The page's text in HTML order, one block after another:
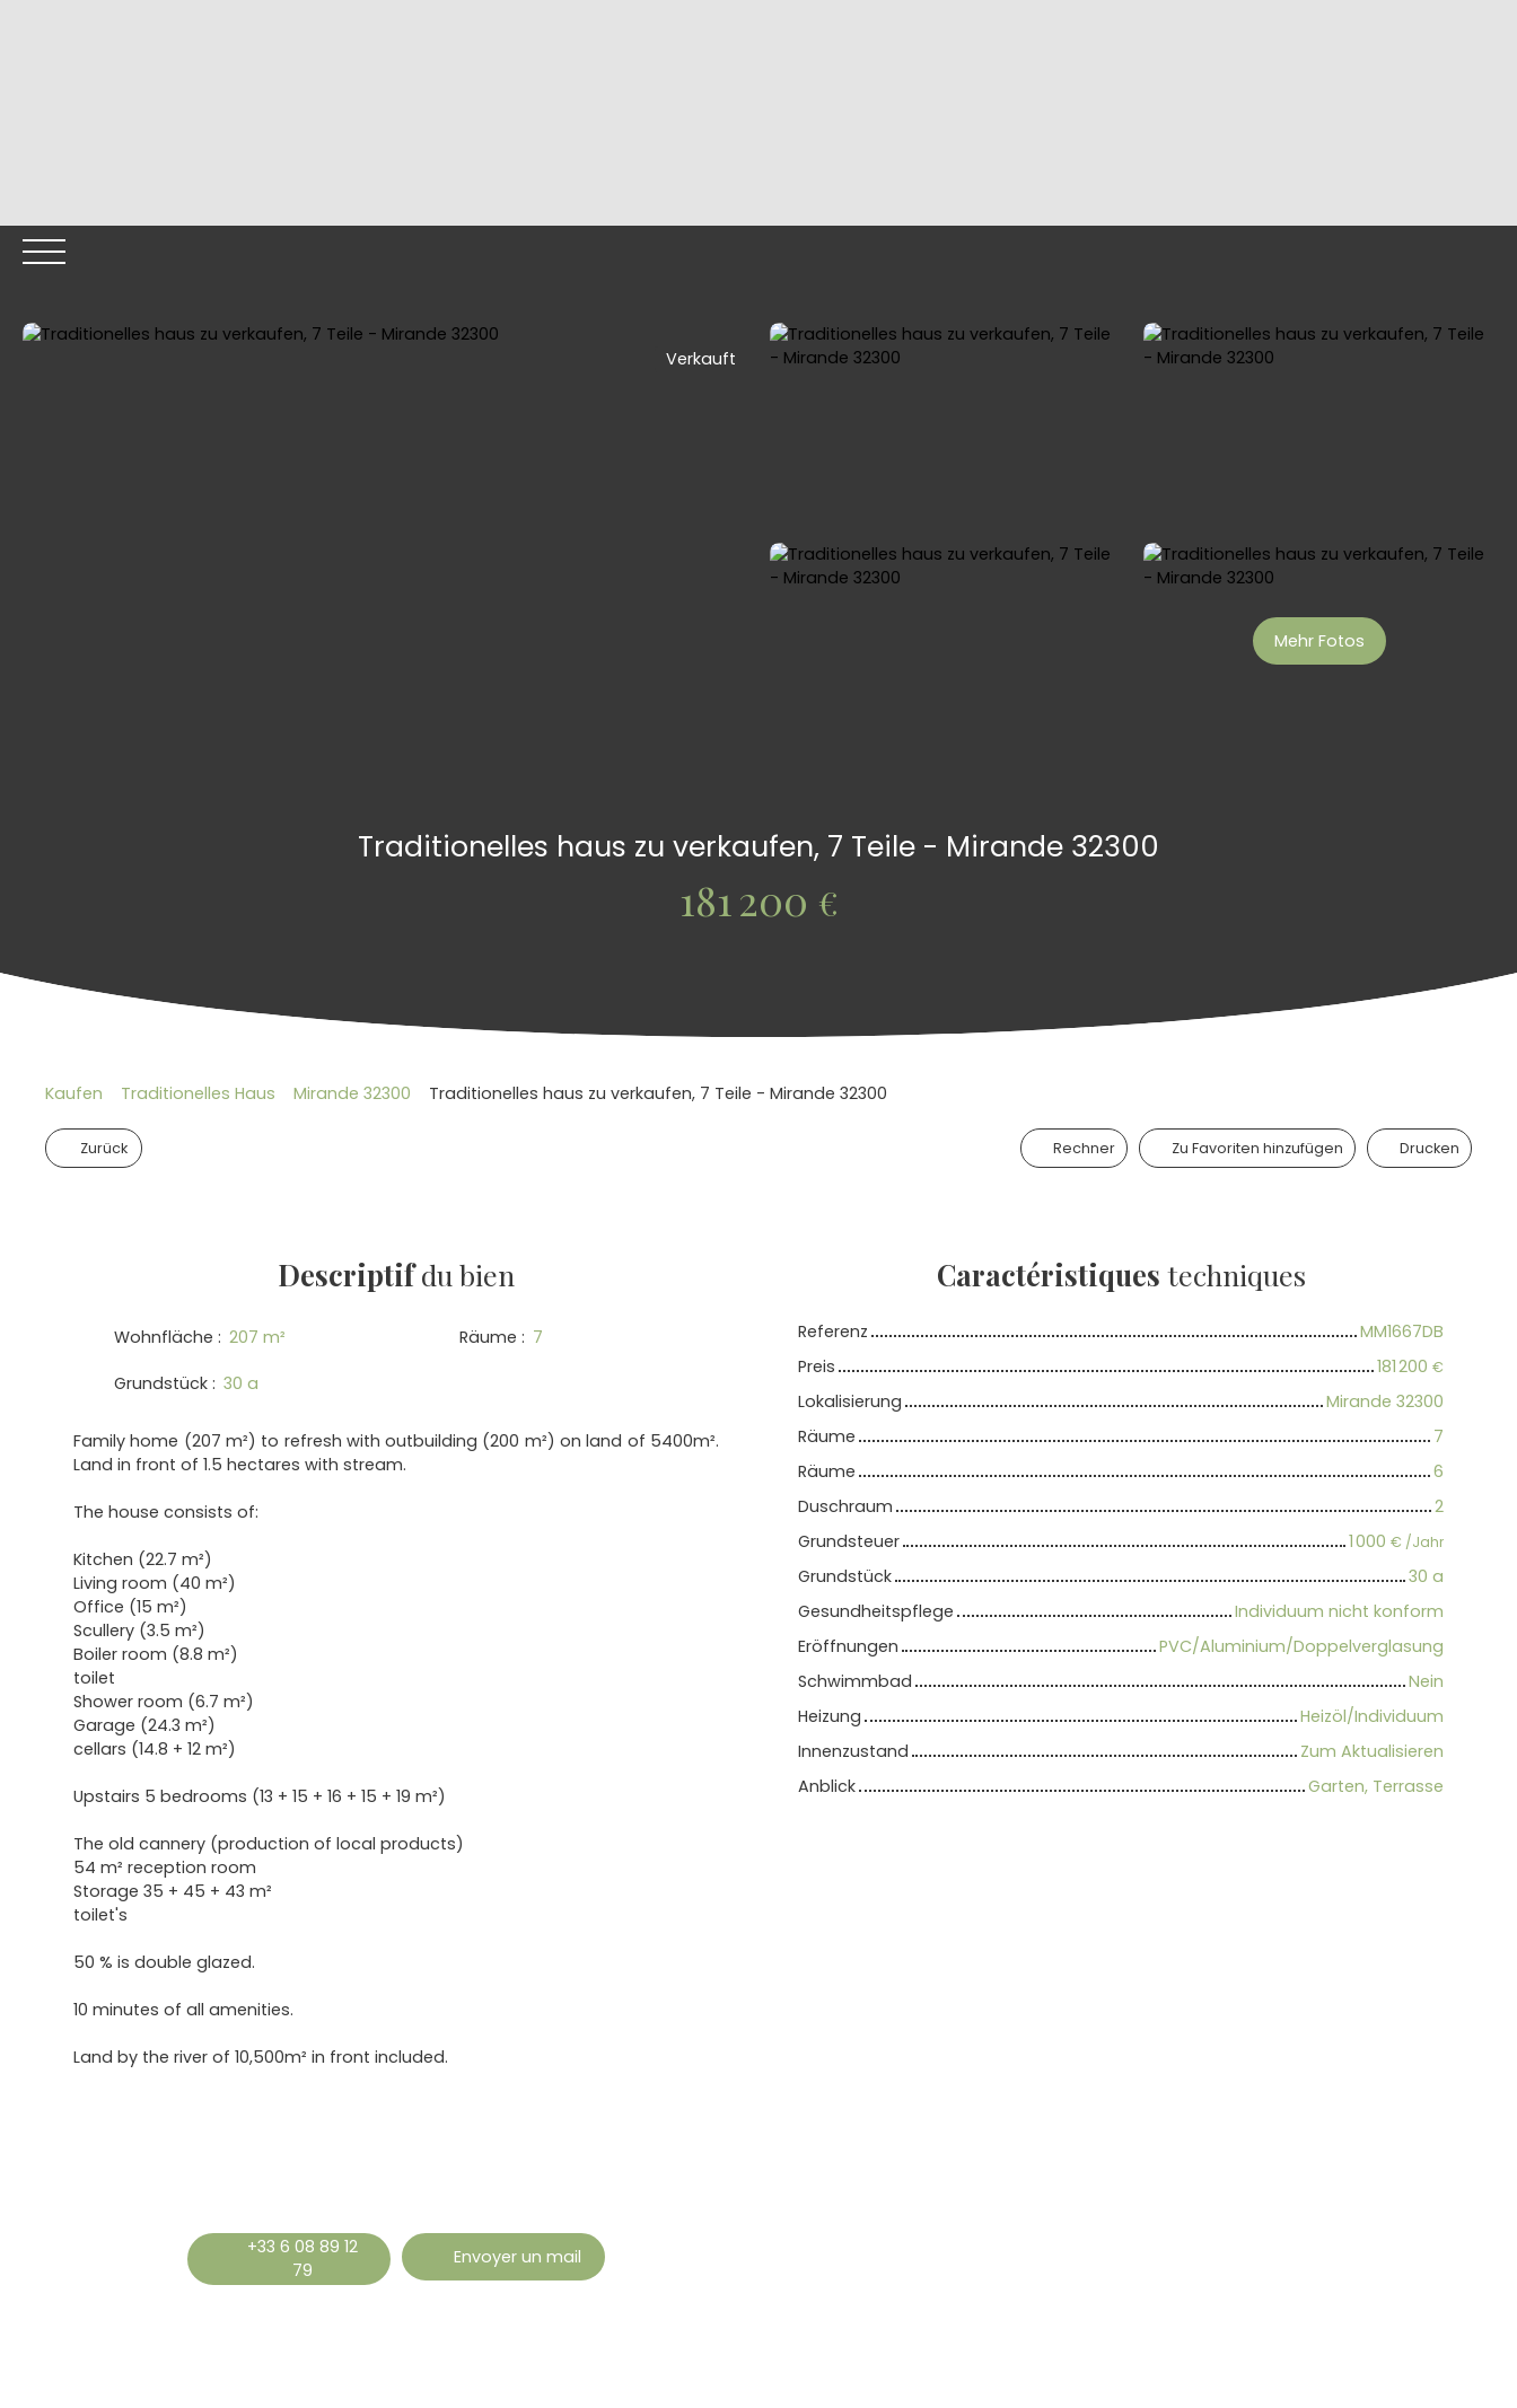
HOME OUR PROPERTIES SELLING YOUR PROPERTY 7 STEPS TO BUYING OUR REGIONS BLOG CONTACT
Verkauft
Mehr Fotos
Traditionelles haus zu verkaufen, 7 Teile - Mirande 32300
181 200 €
Kaufen Traditionelles Haus Mirande 32300 Traditionelles haus zu verkaufen, 7 Teile - Mirande 32300
Zurück Rechner Zu Favoriten hinzufügen Drucken
Descriptifdu bien
Wohnfläche : 207 m² Räume : 7
Grundstück : 30 a
Family home (207 m²) to refresh with outbuilding (200 m²) on land of 5400m².
Land in front of 1.5 hectares with stream.
The house consists of:
Kitchen (22.7 m²)
Living room (40 m²)
Office (15 m²)
Scullery (3.5 m²)
Boiler room (8.8 m²)
toilet
Shower room (6.7 m²)
Garage (24.3 m²)
cellars (14.8 + 12 m²)
Upstairs 5 bedrooms (13 + 15 + 16 + 15 + 19 m²)
The old cannery (production of local products)
54 m² reception room
Storage 35 + 45 + 43 m²
toilet's
50 % is double glazed.
10 minutes of all amenities.
Land by the river of 10,500m² in front included.
+33 6 08 89 12
79
Envoyer un mail
Caractéristiques techniques
Referenz
MM1667DB
Preis
181 200 €
Lokalisierung
Mirande 32300
Räume
7
Räume
6
Duschraum
2
Grundsteuer
1 000 € /Jahr
Grundstück
30 a
Gesundheitspflege
Individuum nicht konform
Eröffnungen
PVC/Aluminium/Doppelverglasung
Schwimmbad
Nein
Heizung
Heizöl/Individuum
Innenzustand
Zum Aktualisieren
Anblick
Garten, Terrasse